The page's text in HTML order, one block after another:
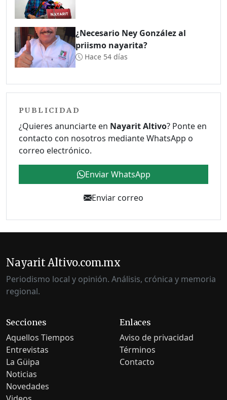
¿Necesario Ney González al
priismo nayarita?
Hace 54 días
PUBLICIDAD
¿Quieres anunciarte en Nayarit Altivo? Ponte en
contacto con nosotros mediante WhatsApp o
correo electrónico.
Enviar WhatsApp
Enviar correo
Nayarit Altivo.com.mx
Periodismo local y opinión. Análisis, crónica y memoria
regional.
Secciones
Aquellos Tiempos
Entrevistas
La Güipa
Noticias
Novedades
Enlaces
Aviso de privacidad
Términos
Contacto